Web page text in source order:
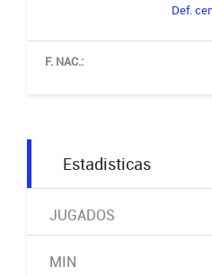
Def.
F. NAC.:
Estadisticas
JUGADOS
MIN